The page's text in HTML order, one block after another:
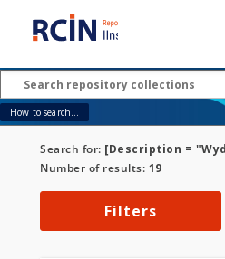
How to search...
Search for: [Description =
Number of results: 19
Filters